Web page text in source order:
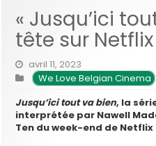
« Jusqu’ici
tête sur Netflix
avril 11, 2023
We Love Belgian Cinema
Jusqu’ici tout va bien, la
interprétée par Nawell
Ten du week-end de